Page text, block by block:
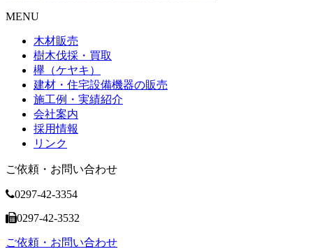
MENU
木材販売
樹木伐採・買取
欅（ケヤキ）
建材・住宅設備機器の販売
施工例・実績紹介
会社案内
採用情報
リンク
ご依頼・お問い合わせ
0297-42-3354
0297-42-3532
ご依頼・お問い合わせ